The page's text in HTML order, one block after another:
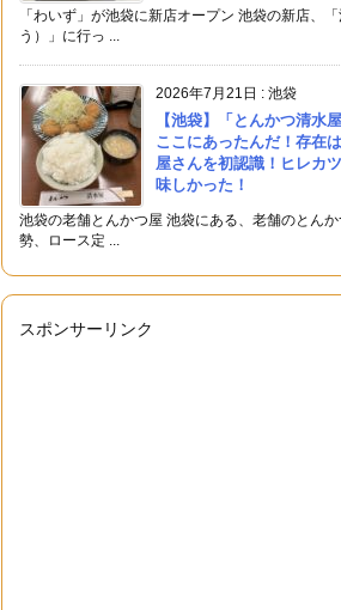
「わいず」が池袋に新店オープン 池袋の新店、
う）」に行っ ...
2026年7月21日 : 池袋
【池袋】「とんかつ清水
ここにあったんだ！存在
屋さんを初認識！ヒレカ
味しかった！
池袋の老舗とんかつ屋 池袋にある、老舗のとん
勢、ロース定 ...
スポンサーリンク